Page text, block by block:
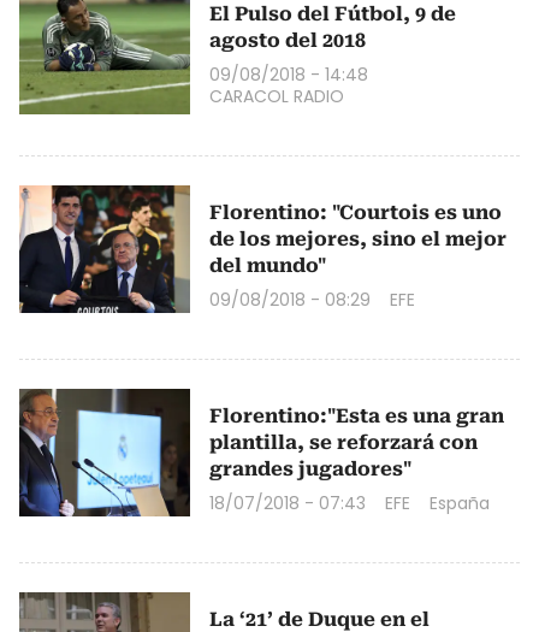
El Pulso del Fútbol, 9 de
agosto del 2018
09/08/2018 - 14:48
CARACOL RADIO
Florentino: "Courtois es uno
de los mejores, sino el mejor
del mundo"
09/08/2018 - 08:29 EFE
Florentino:"Esta es una gran
plantilla, se reforzará con
grandes jugadores"
18/07/2018 - 07:43 EFE España
La ‘21’ de Duque en el